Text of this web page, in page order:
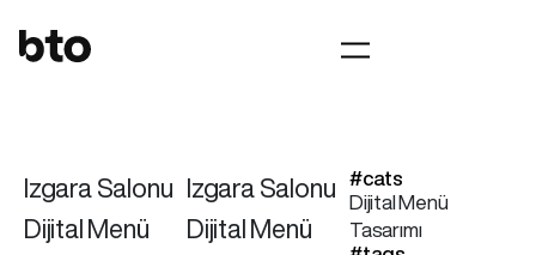
Izgara Salonu
Dijital Menü
Izgara Salonu
Dijital Menü
#cats
Dijital Menü
Tasarımı